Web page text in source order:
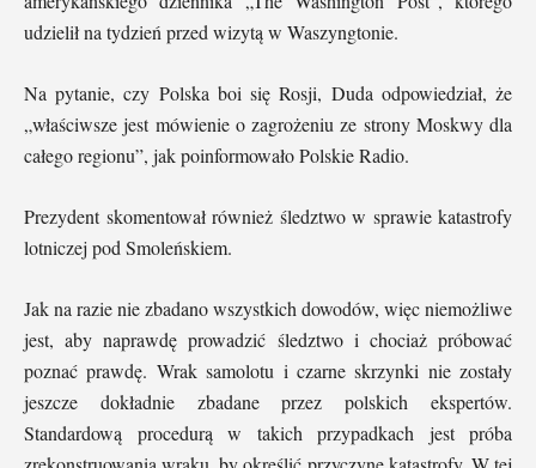
udzielił na tydzień przed wizytą w Waszyngtonie.
Na pytanie, czy Polska boi się Rosji, Duda odpowiedział, że
„właściwsze jest mówienie o zagrożeniu ze strony Moskwy dla
całego regionu”, jak poinformowało Polskie Radio.
Prezydent skomentował również śledztwo w sprawie katastrofy
lotniczej pod Smoleńskiem.
Jak na razie nie zbadano wszystkich dowodów, więc niemożliwe
jest, aby naprawdę prowadzić śledztwo i chociaż próbować
poznać prawdę. Wrak samolotu i czarne skrzynki nie zostały
jeszcze dokładnie zbadane przez polskich ekspertów.
Standardową procedurą w takich przypadkach jest próba